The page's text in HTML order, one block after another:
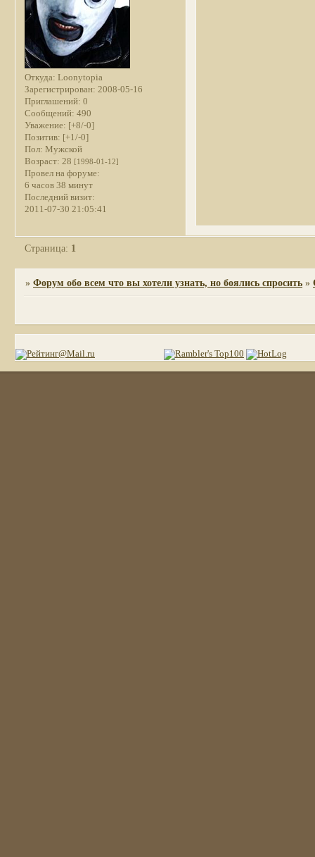
Откуда: Loonytopia
Зарегистрирован: 2008-05-16
Приглашений: 0
Сообщений: 490
Уважение: [+8/-0]
Позитив: [+1/-0]
Пол: Мужской
Возраст: 28 [1998-01-12]
Провел на форуме:
6 часов 38 минут
Последний визит:
2011-07-30 21:05:41
Страница: 1
»Форум обо всем что вы хотели узнать, но боялись спросить »